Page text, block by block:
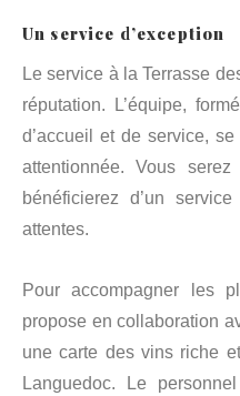
Un service d’exception
Le service à la Terrasse
réputation. L’équipe,
d’accueil et de service,
attentionnée. Vous
bénéficierez d’un
attentes.
Pour accompagner les
propose en collaboration
une carte des vins riche
Languedoc. Le